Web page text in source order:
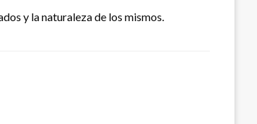
y la naturaleza de los mismos.